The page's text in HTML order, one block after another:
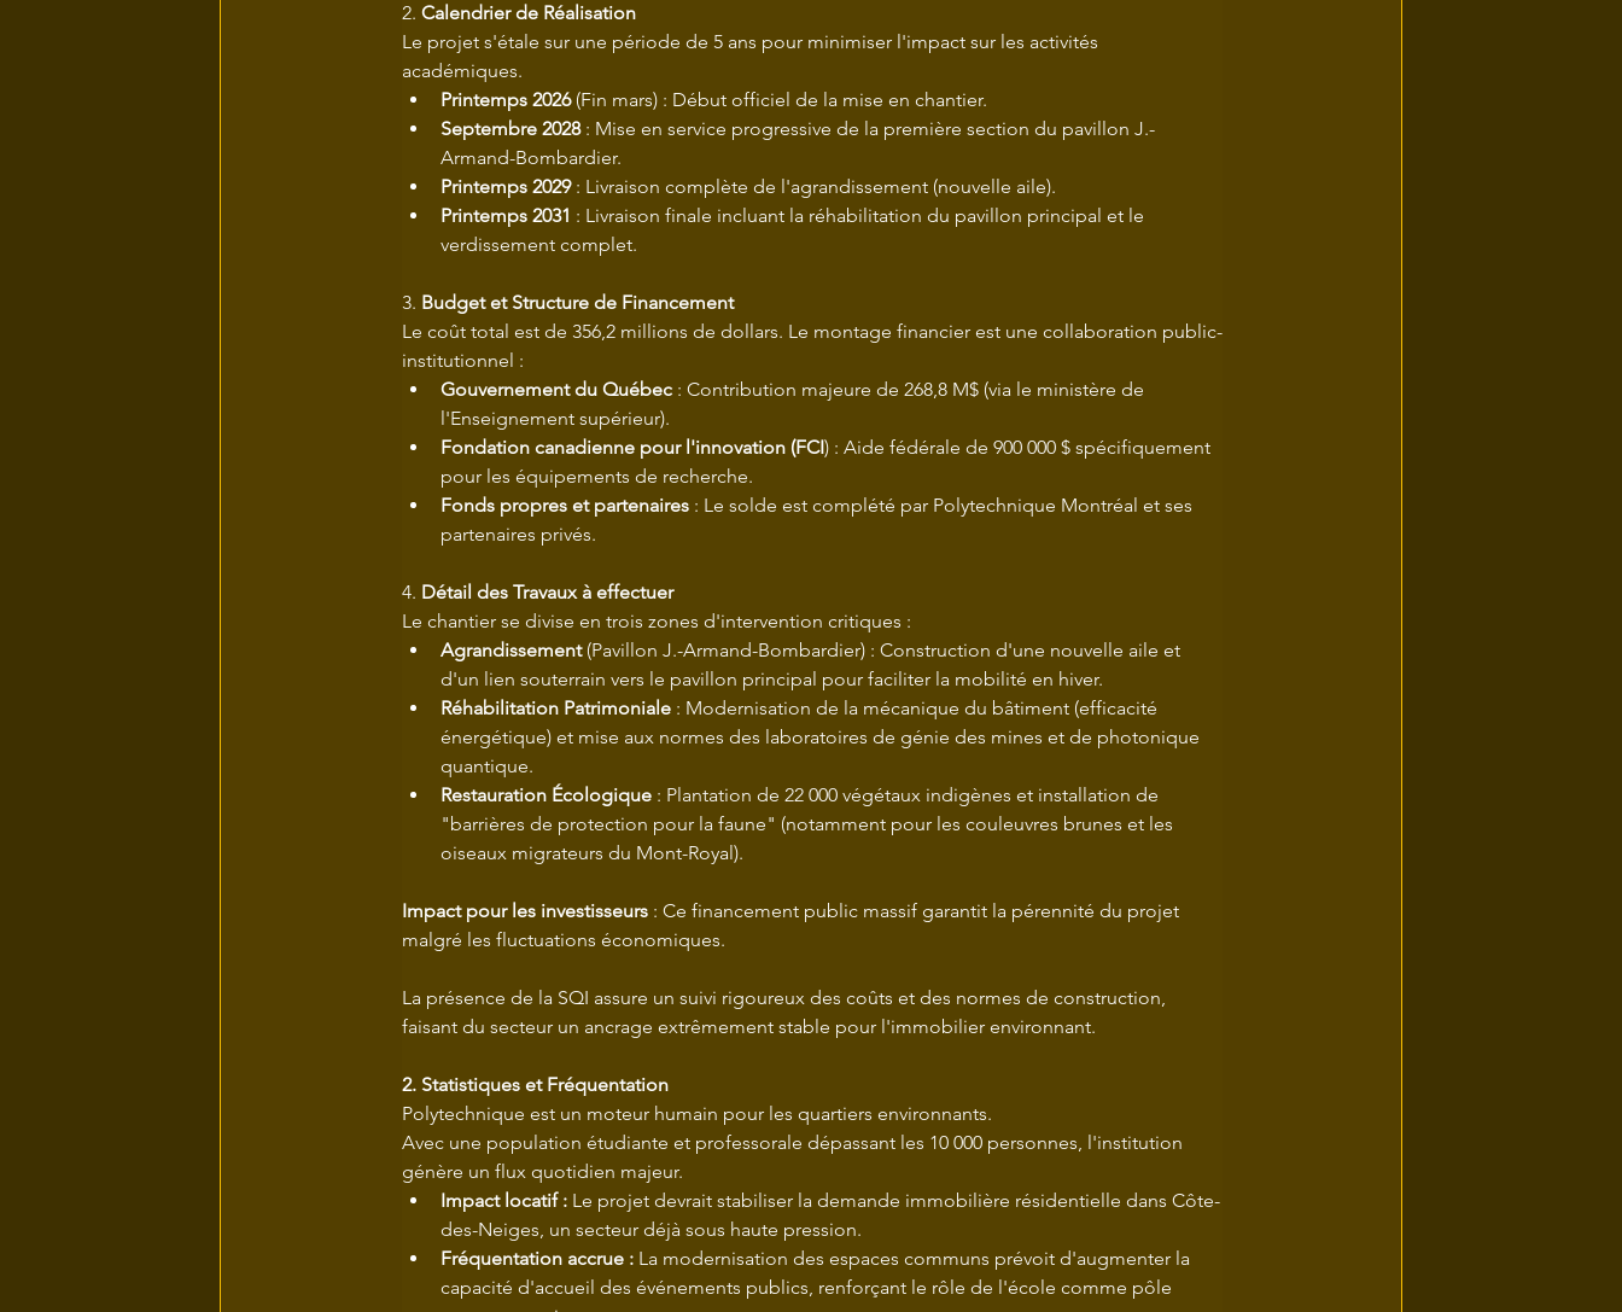
2. Calendrier de Réalisation
Le projet s'étale sur une période de 5 ans pour minimiser l'impact sur les activités
académiques.
Printemps 2026 (Fin mars) : Début officiel de la mise en chantier.
Septembre 2028 : Mise en service progressive de la première section du pavillon J.-
Armand-Bombardier.
Printemps 2029 : Livraison complète de l'agrandissement (nouvelle aile).
Printemps 2031 : Livraison finale incluant la réhabilitation du pavillon principal et le
verdissement complet.
3. Budget et Structure de Financement
Le coût total est de 356,2 millions de dollars. Le montage financier est une collaboration public-
institutionnel :
Gouvernement du Québec : Contribution majeure de 268,8 M$ (via le ministère de
l'Enseignement supérieur).
Fondation canadienne pour l'innovation (FCI) : Aide fédérale de 900 000 $ spécifiquement
pour les équipements de recherche.
Fonds propres et partenaires : Le solde est complété par Polytechnique Montréal et ses
partenaires privés.
4. Détail des Travaux à effectuer
Le chantier se divise en trois zones d'intervention critiques :
Agrandissement (Pavillon J.-Armand-Bombardier) : Construction d'une nouvelle aile et
d'un lien souterrain vers le pavillon principal pour faciliter la mobilité en hiver.
Réhabilitation Patrimoniale : Modernisation de la mécanique du bâtiment (efficacité
énergétique) et mise aux normes des laboratoires de génie des mines et de photonique
quantique.
Restauration Écologique : Plantation de 22 000 végétaux indigènes et installation de
"barrières de protection pour la faune" (notamment pour les couleuvres brunes et les
oiseaux migrateurs du Mont-Royal).
Impact pour les investisseurs : Ce financement public massif garantit la pérennité du projet
malgré les fluctuations économiques.
La présence de la SQI assure un suivi rigoureux des coûts et des normes de construction,
faisant du secteur un ancrage extrêmement stable pour l'immobilier environnant.
2. Statistiques et Fréquentation
Polytechnique est un moteur humain pour les quartiers environnants.
Avec une population étudiante et professorale dépassant les 10 000 personnes, l'institution
génère un flux quotidien majeur.
Impact locatif : Le projet devrait stabiliser la demande immobilière résidentielle dans Côte-
des-Neiges, un secteur déjà sous haute pression.
Fréquentation accrue : La modernisation des espaces communs prévoit d'augmenter la
capacité d'accueil des événements publics, renforçant le rôle de l'école comme pôle